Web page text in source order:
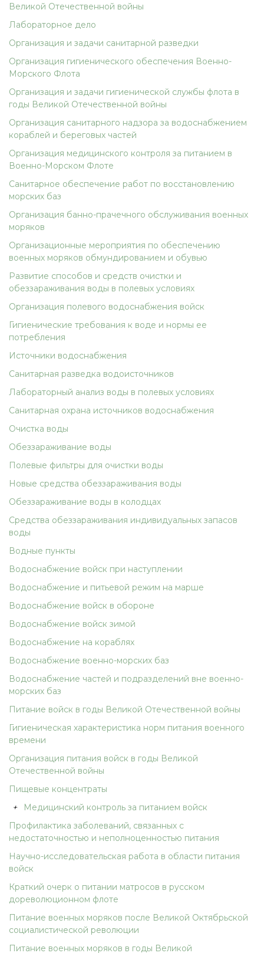
Великой Отечественной войны
Лабораторное дело
Организация и задачи санитарной разведки
Организация гигиенического обеспечения Военно-
Морского Флота
Организация и задачи гигиенической службы флота в
годы Великой Отечественной войны
Организация санитарного надзора за водоснабжением
кораблей и береговых частей
Организация медицинского контроля за питанием в
Военно-Морском Флоте
Санитарное обеспечение работ по восстановлению
морских баз
Организация банно-прачечного обслуживания военных
моряков
Организационные мероприятия по обеспечению
военных моряков обмундированием и обувью
Развитие способов и средств очистки и
обеззараживания воды в полевых условиях
Организация полевого водоснабжения войск
Гигиенические требования к воде и нормы ее
потребления
Источники водоснабжения
Санитарная разведка водоисточников
Лабораторный анализ воды в полевых условиях
Санитарная охрана источников водоснабжения
Очистка воды
Обеззараживание воды
Полевые фильтры для очистки воды
Новые средства обеззараживания воды
Обеззараживание воды в колодцах
Средства обеззараживания индивидуальных запасов
воды
Водные пункты
Водоснабжение войск при наступлении
Водоснабжение и питьевой режим на марше
Водоснабжение войск в обороне
Водоснабжение войск зимой
Водоснабжение на кораблях
Водоснабжение военно-морских баз
Водоснабжение частей и подразделений вне военно-
морских баз
Питание войск в годы Великой Отечественной войны
Гигиеническая характеристика норм питания военного
времени
Организация питания войск в годы Великой
Отечественной войны
Пищевые концентраты
+
Медицинский контроль за питанием войск
Профилактика заболеваний, связанных с
недостаточностью и неполноценностью питания
Научно-исследовательская работа в области питания
войск
Краткий очерк о питании матросов в русском
дореволюционном флоте
Питание военных моряков после Великой Октябрьской
социалистической революции
Питание военных моряков в годы Великой